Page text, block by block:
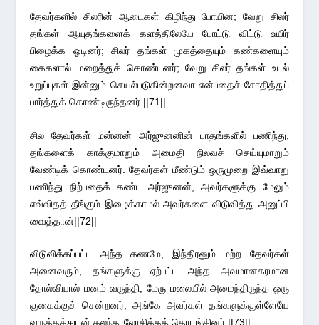
தேவர்களில் சிலரின் ஆடைகள் கிழிந்து போயின; வேறு சிலர்
தங்கள் ஆயுதங்களைக் களத்திலேயே போட்டு விட்டு உயிர்
பிழைக்க ஓடினர்; சிலர் தங்கள் முகத்தையும் கண்களையும்
கைகளால் மறைத்துக் கொண்டனர்; வேறு சிலர் தங்கள் உடல்
உறுப்புகள் இன்னும் செயல்படுகின்றனவா என்பதைச் சோதித்துப்
பார்த்துக் கொண்டிருந்தனர் ||71||
சில தேவர்கள் மன்னன் அர்ஜுனனின் பாதங்களில் பணிந்து,
தங்களைக் காக்குமாறும் அமைதி நிலவச் செய்யுமாறும்
வேண்டிக் கொண்டனர். தேவர்கள் மீண்டும் ஒருமுறை இவ்வாறு
பணிந்து நிற்பதைக் கண்ட அர்ஜுனன், அவர்களுக்கு மேலும்
எவ்விதத் தீங்கும் இழைக்காமல் அவர்களை விடுவித்து அனுப்பி
வைத்தான்||72||
விடுவிக்கப்பட்ட அந்த கணமே, இந்திரனும் மற்ற தேவர்கள்
அனைவரும், தங்களுக்கு ஏற்பட்ட அந்த அவமானகரமான
தோல்வியால் மனம் வருந்தி, மேரு மலையில் அமைந்திருந்த ஒரு
குகைக்குச் சென்றனர்; அங்கே அவர்கள் தங்களுக்குள்ளேயே
வருத்தத்துடன் கலந்தாலோசிக்கத் தொடங்கினர் ||73||;